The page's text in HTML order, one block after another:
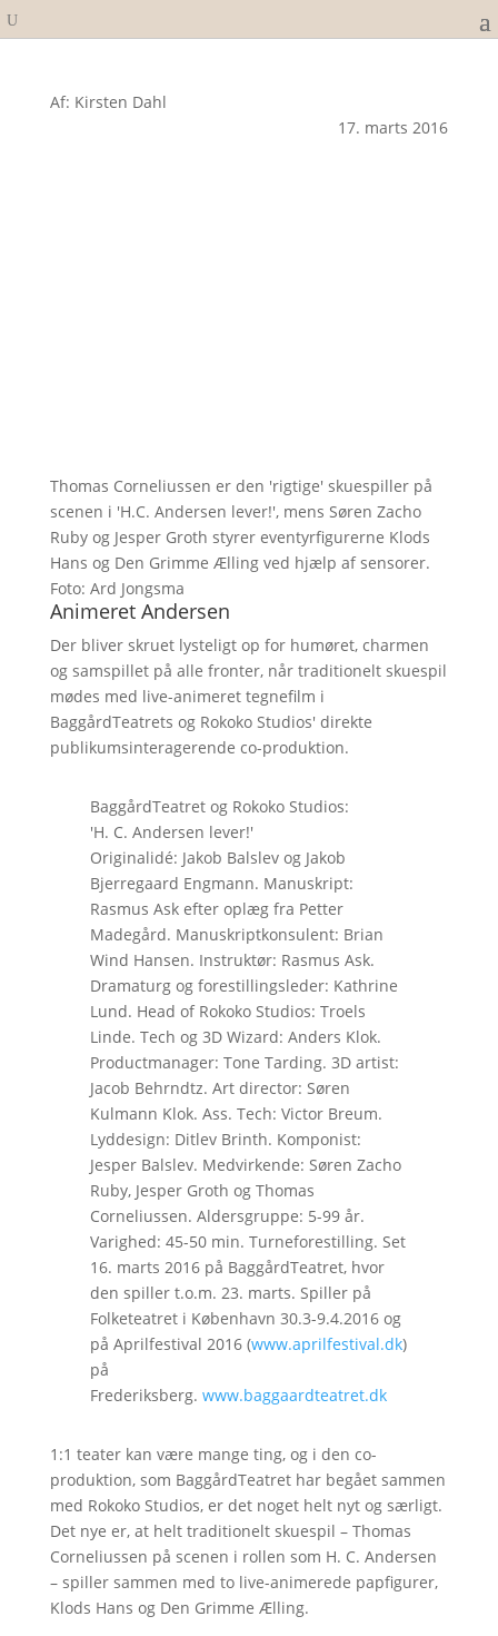
Af: Kirsten Dahl
17. marts 2016
Thomas Corneliussen er den 'rigtige' skuespiller på
scenen i 'H.C. Andersen lever!', mens Søren Zacho
Ruby og Jesper Groth styrer eventyrfigurerne Klods
Hans og Den Grimme Ælling ved hjælp af sensorer.
Foto: Ard Jongsma
Animeret Andersen
Der bliver skruet lysteligt op for humøret, charmen
og samspillet på alle fronter, når traditionelt skuespil
mødes med live-animeret tegnefilm i
BaggårdTeatrets og Rokoko Studios' direkte
publikumsinteragerende co-produktion.
BaggårdTeatret og Rokoko Studios:
'H. C. Andersen lever!'
Originalidé: Jakob Balslev og Jakob
Bjerregaard Engmann. Manuskript:
Rasmus Ask efter oplæg fra Petter
Madegård. Manuskriptkonsulent: Brian
Wind Hansen. Instruktør: Rasmus Ask.
Dramaturg og forestillingsleder: Kathrine
Lund. Head of Rokoko Studios: Troels
Linde. Tech og 3D Wizard: Anders Klok.
Productmanager: Tone Tarding. 3D artist:
Jacob Behrndtz. Art director: Søren
Kulmann Klok. Ass. Tech: Victor Breum.
Lyddesign: Ditlev Brinth. Komponist:
Jesper Balslev. Medvirkende: Søren Zacho
Ruby, Jesper Groth og Thomas
Corneliussen. Aldersgruppe: 5-99 år.
Varighed: 45-50 min. Turneforestilling. Set
16. marts 2016 på BaggårdTeatret, hvor
den spiller t.o.m. 23. marts. Spiller på
Folketeatret i København 30.3-9.4.2016 og
på Aprilfestival 2016 (www.aprilfestival.dk)
på
Frederiksberg. www.baggaardteatret.dk
1:1 teater kan være mange ting, og i den co-
produktion, som BaggårdTeatret har begået sammen
med Rokoko Studios, er det noget helt nyt og særligt.
Det nye er, at helt traditionelt skuespil – Thomas
Corneliussen på scenen i rollen som H. C. Andersen
– spiller sammen med to live-animerede papfigurer,
Klods Hans og Den Grimme Ælling.